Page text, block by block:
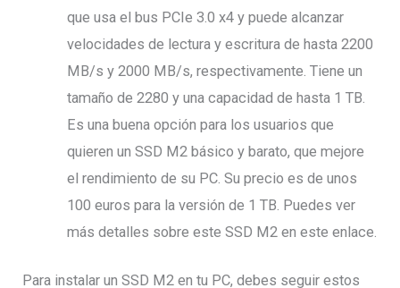
que usa el bus PCIe 3.0 x4 y puede alcanzar
velocidades de lectura y escritura de hasta 2200
MB/s y 2000 MB/s, respectivamente. Tiene un
tamaño de 2280 y una capacidad de hasta 1 TB.
Es una buena opción para los usuarios que
quieren un SSD M2 básico y barato, que mejore
el rendimiento de su PC. Su precio es de unos
100 euros para la versión de 1 TB. Puedes ver
más detalles sobre este SSD M2 en este enlace.
Para instalar un SSD M2 en tu PC, debes seguir estos